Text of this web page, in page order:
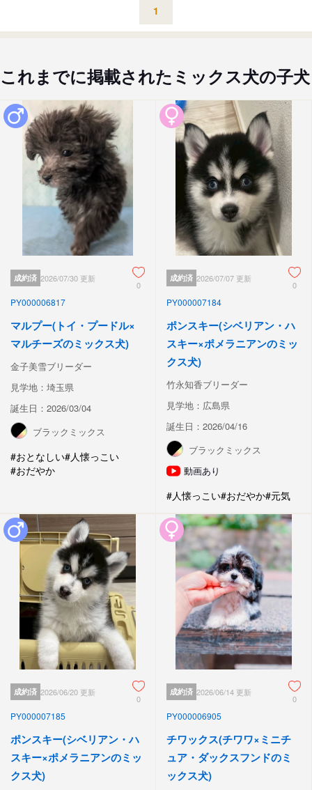
1
これまでに掲載されたミックス犬の子犬
成約済 2026/07/30 更新
0
PY000006817
マルプー(トイ・プードル×
マルチーズのミックス犬)
金子美雪ブリーダー
見学地：埼玉県
誕生日：2026/03/04
ブラックミックス
#おとなしい#人懐っこい
#おだやか
成約済 2026/07/07 更新
0
PY000007184
ポンスキー(シベリアン・ハ
スキー×ポメラニアンのミッ
クス犬)
竹永知香ブリーダー
見学地：広島県
誕生日：2026/04/16
ブラックミックス
動画あり
#人懐っこい#おだやか#元気
成約済 2026/06/20 更新
0
PY000007185
ポンスキー(シベリアン・ハ
スキー×ポメラニアンのミッ
クス犬)
成約済 2026/06/14 更新
0
PY000006905
チワックス(チワワ×ミニチ
ュア・ダックスフンドのミ
ックス犬)